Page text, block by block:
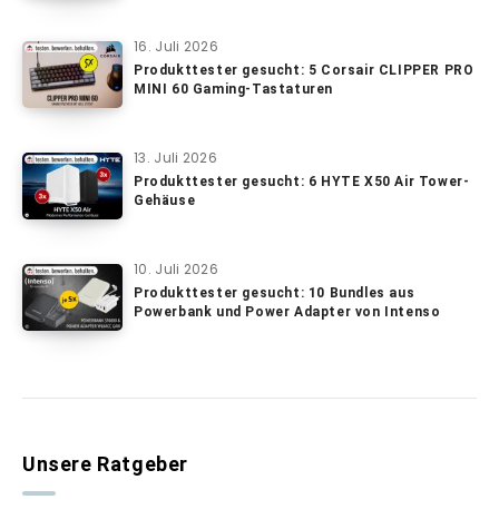
16. Juli 2026
Produkttester gesucht: 5 Corsair CLIPPER PRO
MINI 60 Gaming-Tastaturen
13. Juli 2026
Produkttester gesucht: 6 HYTE X50 Air Tower-
Gehäuse
10. Juli 2026
Produkttester gesucht: 10 Bundles aus
Powerbank und Power Adapter von Intenso
Unsere Ratgeber